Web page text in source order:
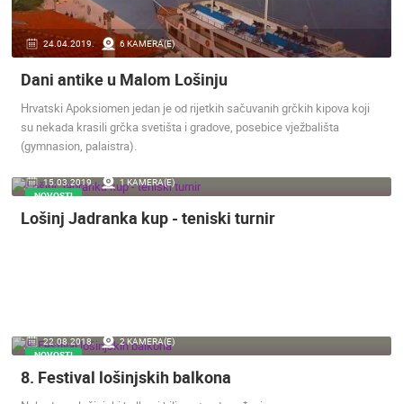
24.04.2019. 6 KAMERA(E)
Dani antike u Malom Lošinju
Hrvatski Apoksiomen jedan je od rijetkih sačuvanih grčkih kipova koji
su nekada krasili grčka svetišta i gradove, posebice vježbališta
(gymnasion, palaistra).
15.03.2019.
1 KAMERA(E)
NOVOSTI
Lošinj Jadranka kup - teniski turnir
22.08.2018.
2 KAMERA(E)
NOVOSTI
8. Festival lošinjskih balkona